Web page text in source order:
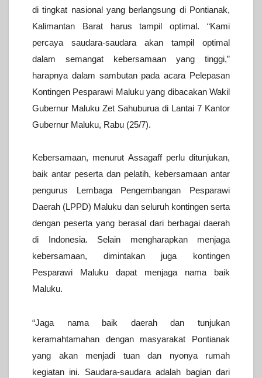
di tingkat nasional yang berlangsung di Pontianak,
Kalimantan Barat harus tampil optimal. “Kami
percaya saudara-saudara akan tampil optimal
dalam semangat kebersamaan yang tinggi,”
harapnya dalam sambutan pada acara Pelepasan
Kontingen Pesparawi Maluku yang dibacakan Wakil
Gubernur Maluku Zet Sahuburua di Lantai 7 Kantor
Gubernur Maluku, Rabu (25/7).
Kebersamaan, menurut Assagaff perlu ditunjukan,
baik antar peserta dan pelatih, kebersamaan antar
pengurus Lembaga Pengembangan Pesparawi
Daerah (LPPD) Maluku dan seluruh kontingen serta
dengan peserta yang berasal dari berbagai daerah
di Indonesia. Selain mengharapkan menjaga
kebersamaan, dimintakan juga kontingen
Pesparawi Maluku dapat menjaga nama baik
Maluku.
“Jaga nama baik daerah dan tunjukan
keramahtamahan dengan masyarakat Pontianak
yang akan menjadi tuan dan nyonya rumah
kegiatan ini. Saudara-saudara adalah bagian dari